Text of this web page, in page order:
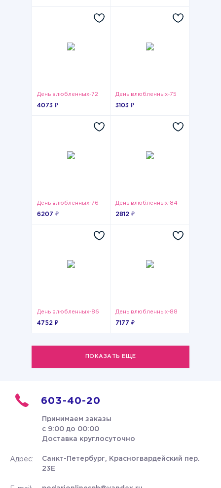
День влюбленных-72
4073 ₽
День влюбленных-75
3103 ₽
День влюбленных-76
6207 ₽
День влюбленных-84
2812 ₽
День влюбленных-86
4752 ₽
День влюбленных-88
7177 ₽
ПОКАЗАТЬ ЕЩЕ
603-40-20
Принимаем заказы
с 9:00 до 00:00
Доставка круглосуточно
Адрес:
Санкт-Петербург, Красногвардейский пер.
23Е